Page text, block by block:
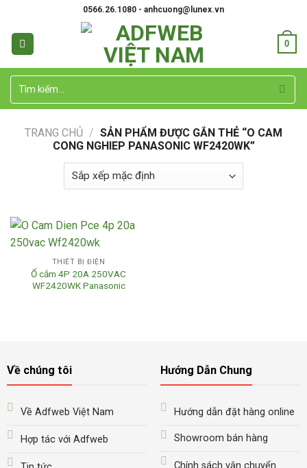
content
0566.26.1080 - anhcuong@lunex.vn
0
Tìm
TRANG CHỦ / SẢN PHẨM ĐƯỢC GẮN THẺ “O CAM
CONG NGHIEP PANASONIC WF2420WK”
THIẾT BỊ ĐIỆN
Ổ cắm 4P 20A 250VAC
WF2420WK Panasonic
Về chúng tôi
Về Adfweb Việt Nam
Hợp tác với Adfweb
Hướng Dẫn Chung
Hướng dẫn đặt hàng online
Showroom bán hàng
Chính sách vận chuyển